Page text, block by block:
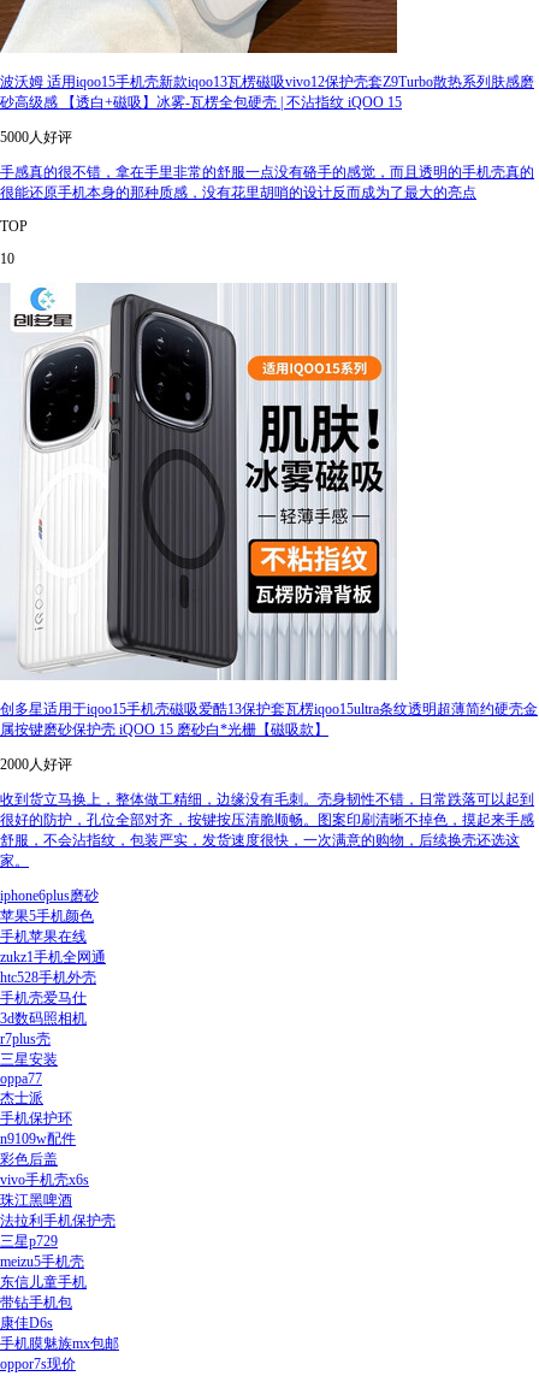
波沃姆 适用iqoo15手机壳新款iqoo13瓦楞磁吸vivo12保护壳套Z9Turbo散热系列肤感磨
砂高级感 【透白+磁吸】冰雾-瓦楞全包硬壳 | 不沾指纹 iQOO 15
5000人好评
手感真的很不错，拿在手里非常的舒服一点没有硌手的感觉，而且透明的手机壳真的
很能还原手机本身的那种质感，没有花里胡哨的设计反而成为了最大的亮点
TOP
10
创多星适用于iqoo15手机壳磁吸爱酷13保护套瓦楞iqoo15ultra条纹透明超薄简约硬壳金
属按键磨砂保护壳 iQOO 15 磨砂白*光栅【磁吸款】
2000人好评
收到货立马换上，整体做工精细，边缘没有毛刺。壳身韧性不错，日常跌落可以起到
很好的防护，孔位全部对齐，按键按压清脆顺畅。图案印刷清晰不掉色，摸起来手感
舒服，不会沾指纹，包装严实，发货速度很快，一次满意的购物，后续换壳还选这
家。
iphone6plus磨砂
苹果5手机颜色
手机苹果在线
zukz1手机全网通
htc528手机外壳
手机壳爱马仕
3d数码照相机
r7plus壳
三星安装
oppa77
杰士派
手机保护环
n9109w配件
彩色后盖
vivo手机壳x6s
珠江黑啤酒
法拉利手机保护壳
三星p729
meizu5手机壳
东信儿童手机
带钻手机包
康佳D6s
手机膜魅族mx包邮
oppor7s现价